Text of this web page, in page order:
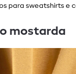
para sweatshirts e
mostarda